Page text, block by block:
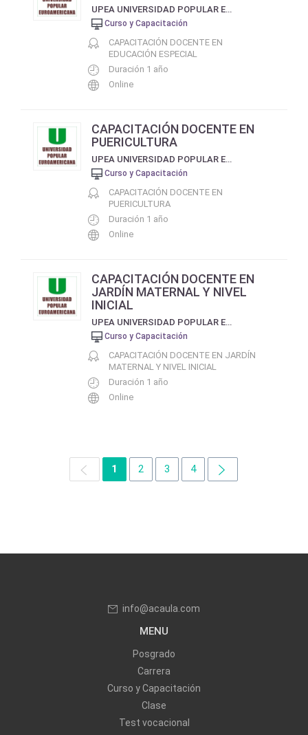
UPEA UNIVERSIDAD POPULAR EUROAMERICANA
Curso y Capacitación
CAPACITACIÓN DOCENTE EN
EDUCACIÓN ESPECIAL
Duración 1 año
Online
CAPACITACIÓN DOCENTE EN
PUERICULTURA
UPEA UNIVERSIDAD POPULAR EUROAMERICANA
Curso y Capacitación
CAPACITACIÓN DOCENTE EN
PUERICULTURA
Duración 1 año
Online
CAPACITACIÓN DOCENTE EN
JARDÍN MATERNAL Y NIVEL
INICIAL
UPEA UNIVERSIDAD POPULAR EUROAMERICANA
Curso y Capacitación
CAPACITACIÓN DOCENTE EN JARDÍN
MATERNAL Y NIVEL INICIAL
Duración 1 año
Online
1 2 3 4
info@acaula.com
MENU
Posgrado
Carrera
Curso y Capacitación
Clase
Test vocacional